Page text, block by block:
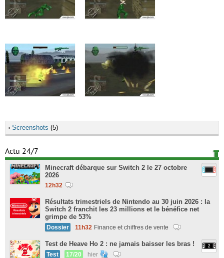
› Screenshots (5)
Actu 24/7
Minecraft débarque sur Switch 2 le 27 octobre
2026
12h32
Résultats trimestriels de Nintendo au 30 juin 2026 : la
Switch 2 franchit les 23 millions et le bénéfice net
grimpe de 53%
Dossier 11h32 Finance et chiffres de vente
Test de Heave Ho 2 : ne jamais baisser les bras !
Test 17/20 hier